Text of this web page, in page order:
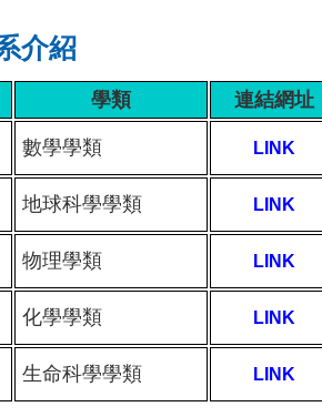
紹
學類 連結網址
數學學類 LINK
地球科學學類 LINK
物理學類 LINK
化學學類 LINK
生命科學學類 LINK